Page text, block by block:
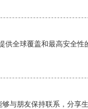
全球覆盖和最高安全性
与朋友保持联系，分享生